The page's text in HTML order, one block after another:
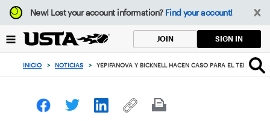
Enfoque
desde
botón
volver
principio
New!Lost your account information? Find your account!
JOIN SIGN IN
INICIO > NOTICIAS > YEPIFANOVA Y BICKNELL HACEN CASO PARA EL TENIS